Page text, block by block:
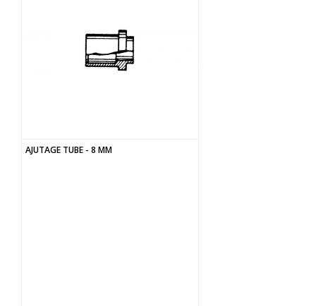
AJUTAGE TUBE - 8 MM